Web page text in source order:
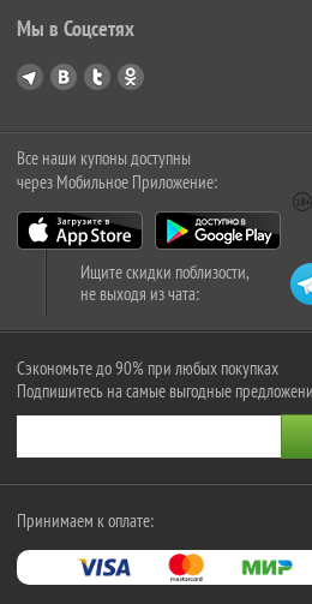
Мы в Соцсетях
Все наши купоны доступны
через Мобильное Приложение:
Ищите скидки поблизости,
не выходя из чата:
Сэкономьте до 90% при любых покупках
Подпишитесь на самые выгодные
Принимаем к оплате: